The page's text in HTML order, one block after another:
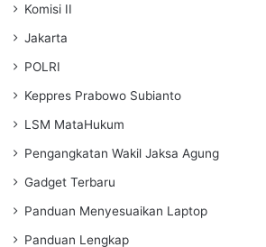
Komisi II
Jakarta
POLRI
Keppres Prabowo Subianto
LSM MataHukum
Pengangkatan Wakil Jaksa Agung
Gadget Terbaru
Panduan Menyesuaikan Laptop
Panduan Lengkap